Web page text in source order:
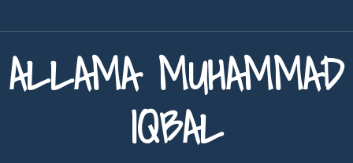
ALLAMA MUHAMMAD
IQBAL